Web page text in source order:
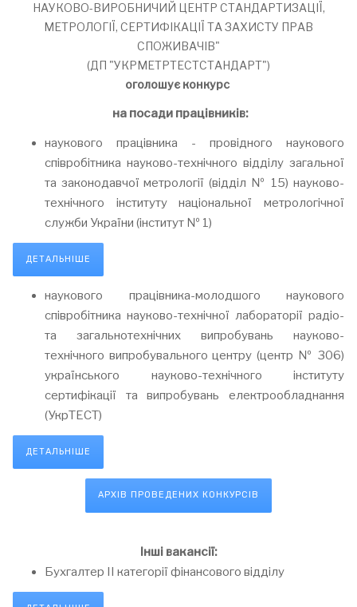
НАУКОВО-ВИРОБНИЧИЙ ЦЕНТР СТАНДАРТИЗАЦІЇ,
МЕТРОЛОГІЇ, СЕРТИФІКАЦІЇ ТА ЗАХИСТУ ПРАВ
СПОЖИВАЧІВ"
(ДП "УКРМЕТРТЕСТСТАНДАРТ")
оголошує конкурс
на посади працівників:
наукового працівника - провідного наукового
співробітника науково-технічного відділу загальної
та законодавчої метрології (відділ № 15) науково-
технічного інституту національної метрологічної
служби України (інститут № 1)
ДЕТАЛЬНІШЕ
наукового працівника-молодшого наукового
співробітника науково-технічної лабораторії радіо-
та загальнотехнічних випробувань науково-
технічного випробувального центру (центр № 306)
українського науково-технічного інституту
сертифікації та випробувань електрообладнання
(УкрТЕСТ)
ДЕТАЛЬНІШЕ
АРХІВ ПРОВЕДЕНИХ КОНКУРСІВ
Інші вакансії:
Бухгалтер ІІ категорії фінансового відділу